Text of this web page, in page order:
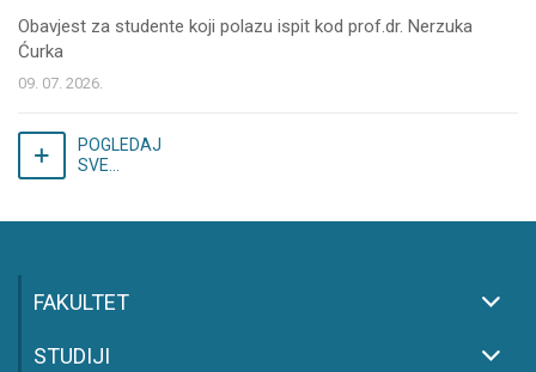
Obavjest za studente koji polazu ispit kod prof.dr. Nerzuka
Ćurka
09. 07. 2026.
POGLEDAJ
SVE...
FAKULTET
STUDIJI